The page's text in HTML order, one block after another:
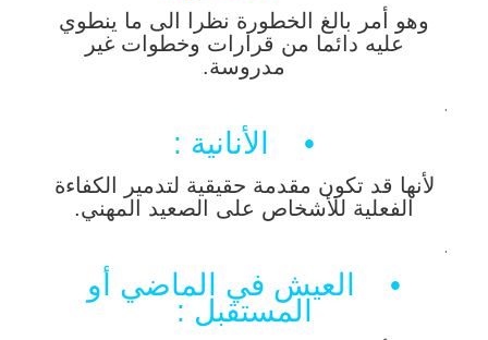
وهو أمر بالغ الخطورة نظرا الى ما ينطوي
عليه دائما من قرارات وخطوات غير
مدروسة.
.
• الأنانية :
لأنها قد تكون مقدمة حقيقية لتدمير الكفاءة
الفعلية للأشخاص على الصعيد المهني.
.
• العيش في الماضي أو
المستقبل :